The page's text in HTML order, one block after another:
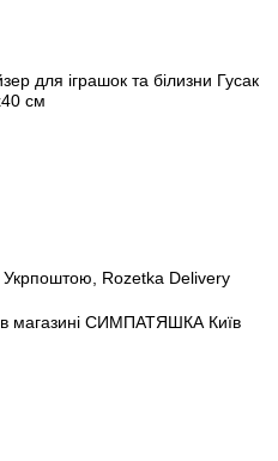
для іграшок та білизни Гусак
см
Rozetka Delivery
в магазині СИМПАТЯШКА Київ